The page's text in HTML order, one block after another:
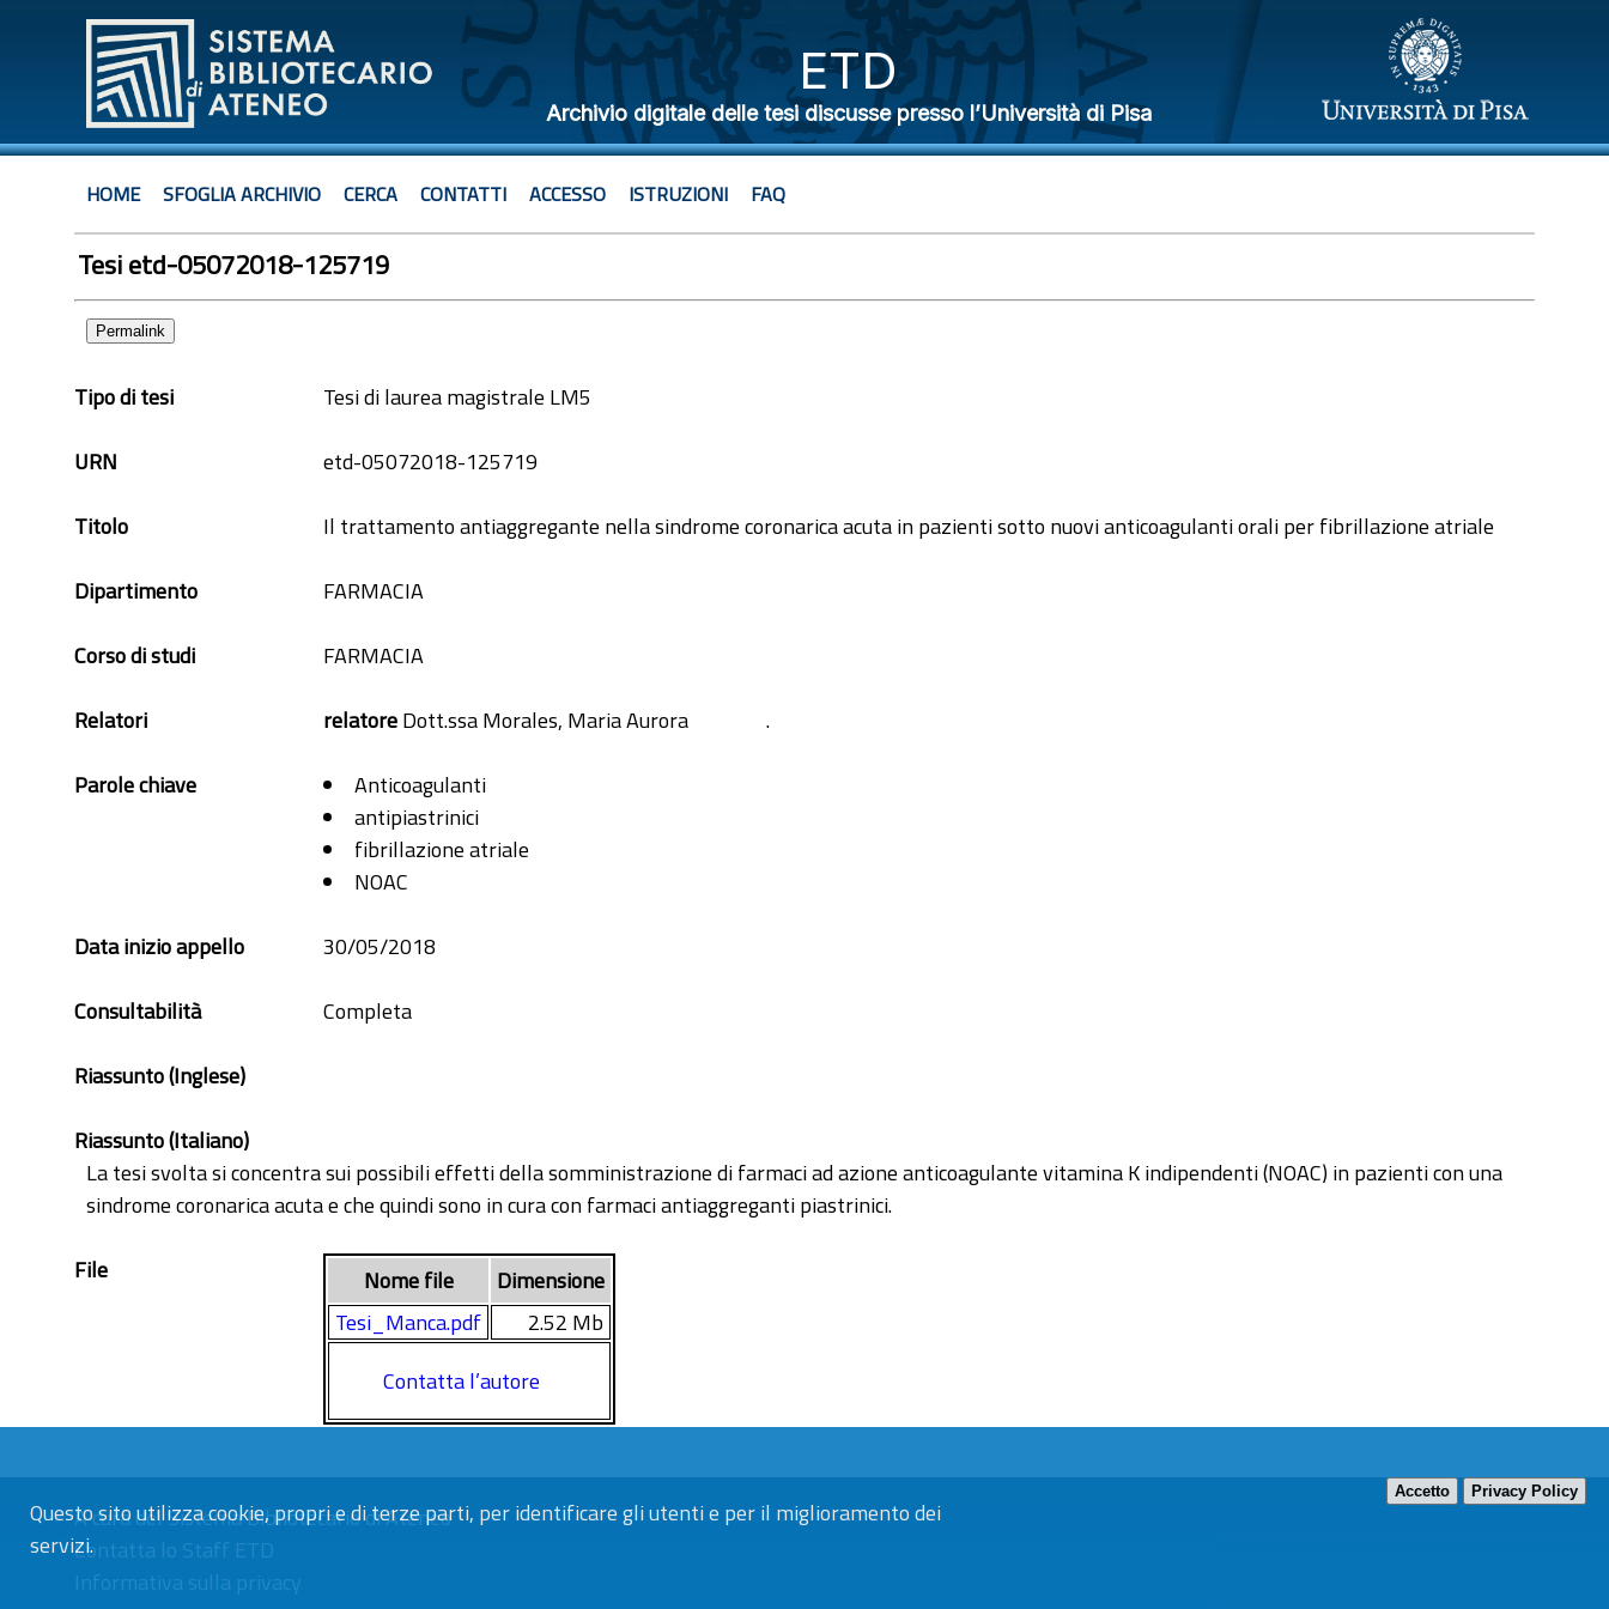
Questo sito utilizza cookie, propri e di terze parti, per identificare gli utenti e per il miglioramento dei
servizi.
Accetto Privacy Policy
ETD
Archivio digitale delle tesi discusse presso l’Università di Pisa
HOME SFOGLIA ARCHIVIO CERCA CONTATTI ACCESSO ISTRUZIONI FAQ
Tesi etd-05072018-125719
Permalink
Tipo di tesi
Tesi di laurea magistrale LM5
URN
etd-05072018-125719
Titolo
Il trattamento antiaggregante nella sindrome coronarica acuta in pazienti sotto nuovi anticoagulanti orali per fibrillazione atriale
Dipartimento
FARMACIA
Corso di studi
FARMACIA
Relatori
.
relatoreDott.ssa Morales, Maria Aurora
Parole chiave
Anticoagulanti
antipiastrinici
fibrillazione atriale
NOAC
Data inizio appello
30/05/2018
Consultabilità
Completa
Riassunto (Inglese)
Riassunto (Italiano)
La tesi svolta si concentra sui possibili effetti della somministrazione di farmaci ad azione anticoagulante vitamina K indipendenti (NOAC) in pazienti con una
sindrome coronarica acuta e che quindi sono in cura con farmaci antiaggreganti piastrinici.
File
Nome file
Dimensione
Tesi_Manca.pdf
2.52 Mb
Contatta l’autore
A cura delSistema Bibliotecario di Ateneo
Contatta lo Staff ETD
Informativa sulla privacy